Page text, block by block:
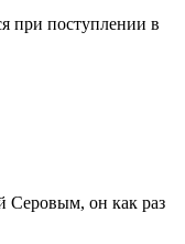
при поступлении в
Серовым, он как раз